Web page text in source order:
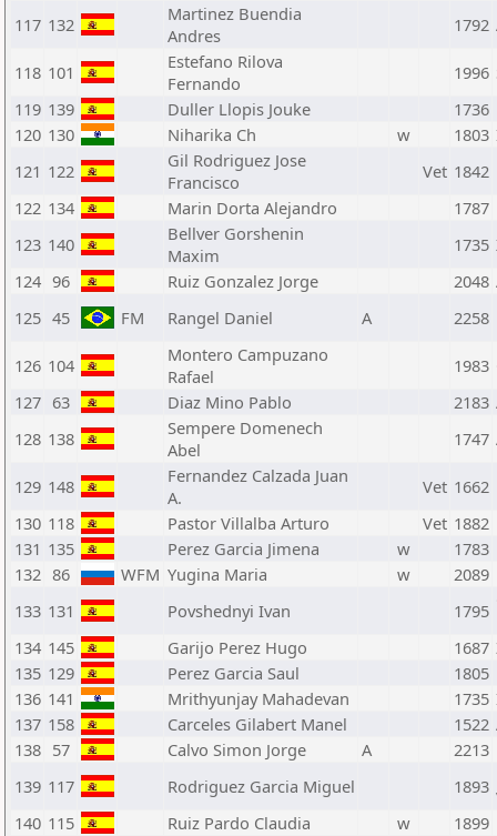
117 132
Martinez Buendia
Andres
1792
118 101
Estefano Rilova
Fernando
1996
119 139 Duller Llopis Jouke 1736
120 130 Niharika Ch w 1803
121 122
Gil Rodriguez Jose
Francisco
Vet 1842
122 134 Marin Dorta Alejandro 1787
123 140
Bellver Gorshenin
Maxim
1735
124 96 Ruiz Gonzalez Jorge 2048
125 45 FM Rangel Daniel A 2258
126 104
Montero Campuzano
Rafael
1983
127 63 Diaz Mino Pablo 2183
128 138
Sempere Domenech
Abel
1747
129 148
Fernandez Calzada Juan
A.
Vet 1662
130 118 Pastor Villalba Arturo Vet 1882
131 135 Perez Garcia Jimena w 1783
132 86 WFM Yugina Maria w 2089
133 131 Povshednyi Ivan 1795
134 145 Garijo Perez Hugo 1687
135 129 Perez Garcia Saul 1805
136 141 Mrithyunjay Mahadevan 1735
137 158 Carceles Gilabert Manel 1522
138 57 Calvo Simon Jorge A 2213
139 117 Rodriguez Garcia Miguel 1893
140 115 Ruiz Pardo Claudia w 1899